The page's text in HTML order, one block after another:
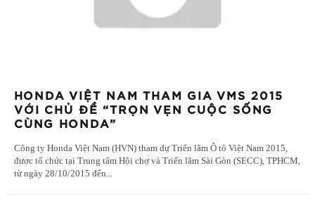
HONDA VIỆT NAM THAM GIA VMS 2015
VỚI CHỦ ĐỀ “TRỌN VẸN CUỘC SỐNG
CÙNG HONDA”
Công ty Honda Việt Nam (HVN) tham dự Triển lãm Ô tô Việt Nam 2015,
được tổ chức tại Trung tâm Hội chợ và Triển lãm Sài Gòn (SECC), TPHCM,
từ ngày 28/10/2015 đến...